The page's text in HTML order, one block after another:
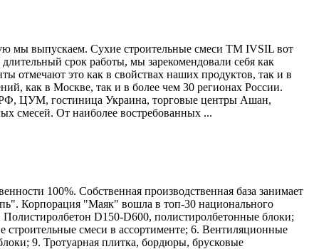
мы выпускаем. Сухие строительные смеси ТМ IVSIL вот
срок работы, мы зарекомендовали себя как
отмечают это как в свойствах наших продуктов, так и в
как в Москве, так и в более чем 30 регионах России.
ЦУМ, гостиница Украина, торговые центры Ашан,
смесей. От наиболее востребованных ...
100%. Собственная производственная база занимает
Корпорация "Маяк" вошла в топ-30 национального
D150-D600, полистиролбетонные блоки;
смеси в ассортименте; 6. Вентиляционные
9. Тротуарная плитка, бордюры, брусковые